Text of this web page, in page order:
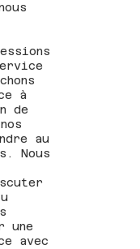
à
de
au
Nous
une
avec